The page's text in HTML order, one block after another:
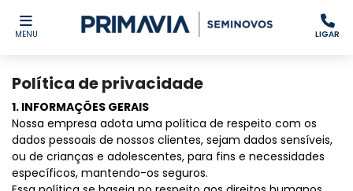
MENU LIGAR
Política de privacidade
1. INFORMAÇÕES GERAIS
Nossa empresa adota uma política de respeito com os
dados pessoais de nossos clientes, sejam dados sensíveis,
ou de crianças e adolescentes, para fins e necessidades
específicos, mantendo-os seguros.